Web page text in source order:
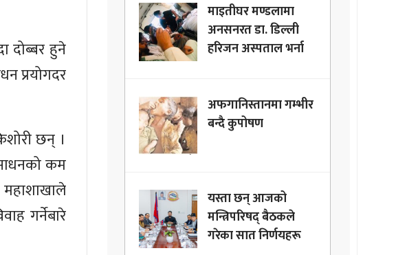
दोब्बर हुने
प्रयोगदर
छन् ।
कम
गर्नेबारे
माइतीघर मण्डलामा
अनसनरत डा. डिल्ली
हरिजन अस्पताल भर्ना
अफगानिस्तानमा गम्भीर
बन्दै कुपोषण
यस्ता छन् आजको
मन्त्रिपरिषद् बैठकले
गरेका सात निर्णयहरू